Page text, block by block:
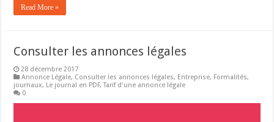
Read More »
Consulter les annonces légales
28 décembre 2017
Annonce Légale, Consulter les annonces légales, Entreprise, Formalités,
journaux, Le journal en PDF,Tarif d'une annonce légale
0